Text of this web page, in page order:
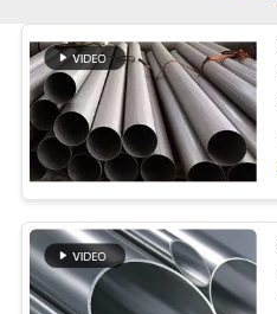
PRIVACY
POLICY